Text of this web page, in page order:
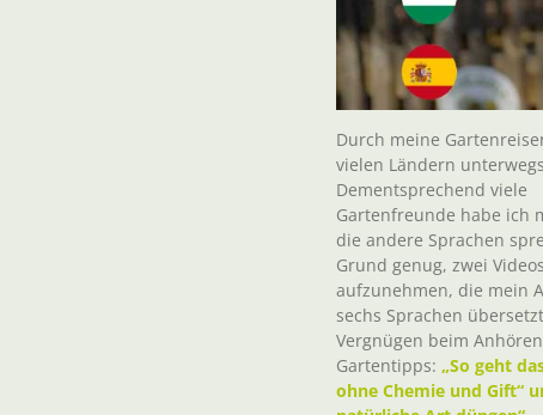
Durch meine
vielen Ländern
Dementsprechend viele
Gartenfreunde habe ich
die andere Sprachen
Grund genug, zwei Videos
aufzunehmen, die mein
sechs Sprachen
Vergnügen beim
Gartentipps: „So geht
ohne Chemie und Gift“